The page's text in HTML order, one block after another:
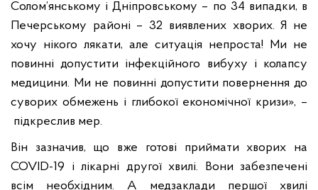
Солом’янському і Дніпровському – по 34 випадки, в
Печерському районі – 32 виявлених хворих. Я не
хочу нікого лякати, але ситуація непроста! Ми не
повинні допустити інфекційного вибуху і колапсу
медицини. Ми не повинні допустити повернення до
суворих обмежень і глибокої економічної кризи», –
підкреслив мер.
Він зазначив, що вже готові приймати хворих на
COVID-19 і лікарні другої хвилі. Вони забезпечені
всім необхідним. А медзаклади першої хвилі